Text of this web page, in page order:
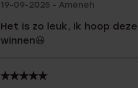
19-09-2025 - Ameneh
Het is zo leuk, ik hoop
winnen😃